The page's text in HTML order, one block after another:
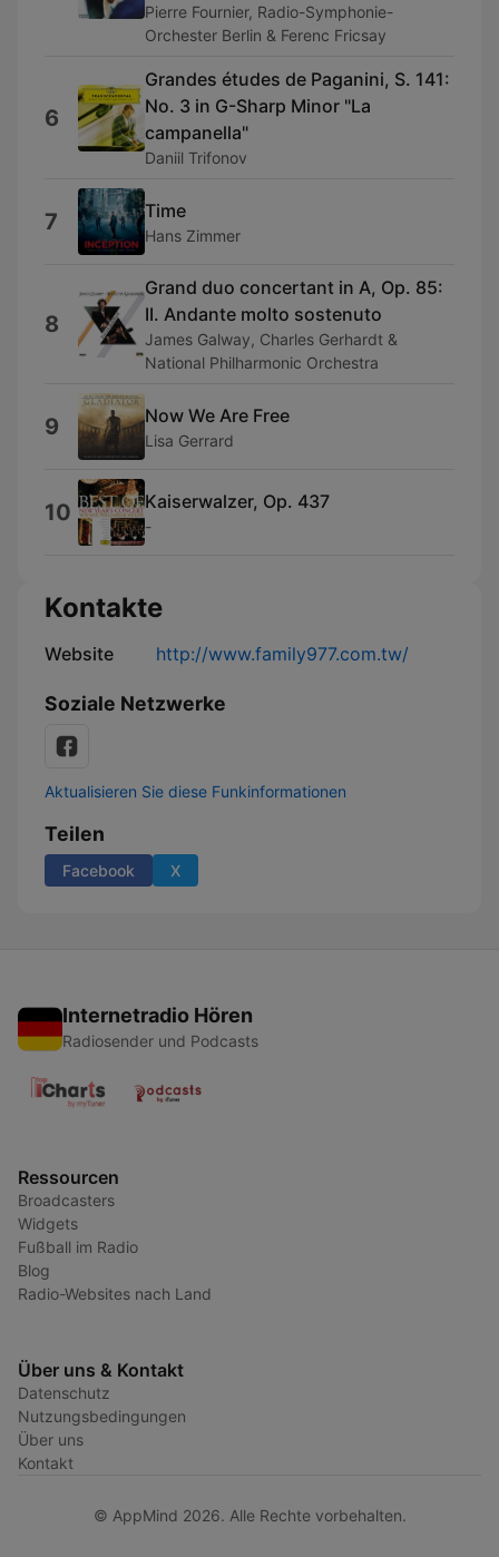
Pierre Fournier, Radio-Symphonie-
Orchester Berlin & Ferenc Fricsay
6
Grandes études de Paganini, S. 141:
No. 3 in G-Sharp Minor "La
campanella"
Daniil Trifonov
7 Time
Hans Zimmer
8
Grand duo concertant in A, Op. 85:
II. Andante molto sostenuto
James Galway, Charles Gerhardt &
National Philharmonic Orchestra
9 Now We Are Free
Lisa Gerrard
10 Kaiserwalzer, Op. 437
-
Kontakte
Website http://www.family977.com.tw/
Soziale Netzwerke
Aktualisieren Sie diese Funkinformationen
Teilen
Facebook X
Internetradio Hören
Radiosender und Podcasts
Ressourcen
Broadcasters
Widgets
Fußball im Radio
Blog
Radio-Websites nach Land
Über uns & Kontakt
Datenschutz
Nutzungsbedingungen
Über uns
Kontakt
© AppMind 2026. Alle Rechte vorbehalten.